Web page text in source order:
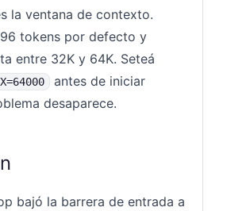
la ventana de contexto.
tokens por defecto y
entre 32K y 64K. Seteá
antes de iniciar
desaparece.
bajó la barrera de entrada a